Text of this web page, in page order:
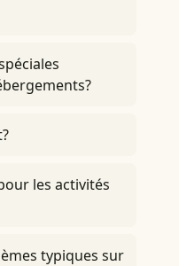
les activités
typiques sur